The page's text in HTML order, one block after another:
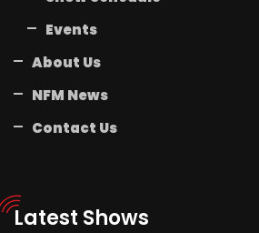
Events
About Us
NFM News
Contact Us
Latest Shows